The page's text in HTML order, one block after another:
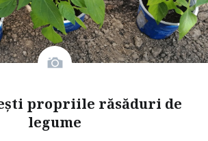
propriile răsăduri de
legume